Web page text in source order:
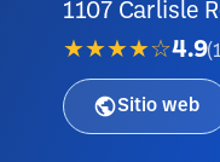
1107 Carlisle
★★★★☆4.9(
Sitio web